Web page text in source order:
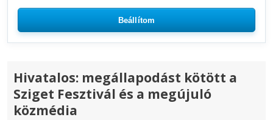
Beállítom
Hivatalos: megállapodást kötött a
Sziget Fesztivál és a megújuló
közmédia